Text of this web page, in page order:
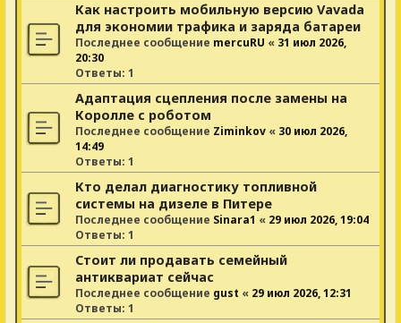
Как настроить мобильную версию Vavada
для экономии трафика и заряда батареи
Последнее сообщение mercuRU « 31 июл 2026,
20:30
Ответы: 1
Адаптация сцепления после замены на
Королле с роботом
Последнее сообщение Ziminkov « 30 июл 2026,
14:49
Ответы: 1
Кто делал диагностику топливной
системы на дизеле в Питере
Последнее сообщение Sinara1 « 29 июл 2026, 19:04
Ответы: 1
Стоит ли продавать семейный
антиквариат сейчас
Последнее сообщение gust « 29 июл 2026, 12:31
Ответы: 1